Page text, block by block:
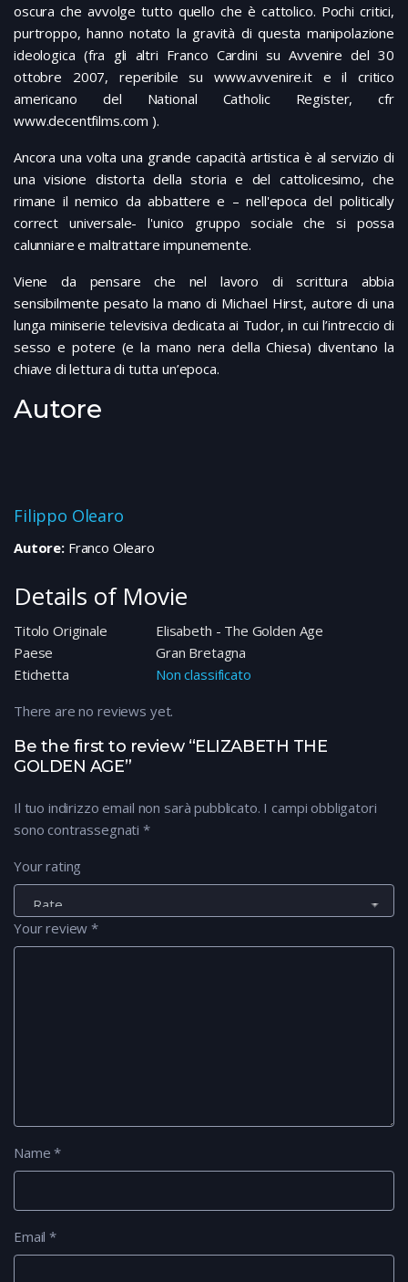
oscura che avvolge tutto quello che è cattolico. Pochi critici,
purtroppo, hanno notato la gravità di questa manipolazione
ideologica (fra gli altri Franco Cardini su Avvenire del 30
ottobre 2007, reperibile su www.avvenire.it e il critico
americano del National Catholic Register, cfr
www.decentfilms.com ).
Ancora una volta una grande capacità artistica è al servizio di
una visione distorta della storia e del cattolicesimo, che
rimane il nemico da abbattere e – nell'epoca del politically
correct universale- l'unico gruppo sociale che si possa
calunniare e maltrattare impunemente.
Viene da pensare che nel lavoro di scrittura abbia
sensibilmente pesato la mano di Michael Hirst, autore di una
lunga miniserie televisiva dedicata ai Tudor, in cui l’intreccio di
sesso e potere (e la mano nera della Chiesa) diventano la
chiave di lettura di tutta un’epoca.
Autore
Filippo Olearo
Autore:Franco Olearo
Details of Movie
Titolo Originale
Elisabeth - The Golden Age
Paese
Gran Bretagna
Etichetta
Non classificato
Be the first to review “ELIZABETH THE
GOLDEN AGE”
Il tuo indirizzo email non sarà pubblicato. I campi obbligatori
sono contrassegnati *
Your rating
Your review*
Name*
Email*
There are no reviews yet.